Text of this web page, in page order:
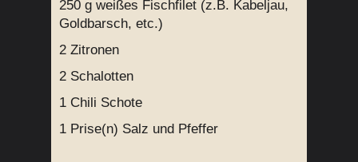
250 g weißes Fischfilet (z.B. Kabeljau,
Goldbarsch, etc.)
2 Zitronen
2 Schalotten
1 Chili Schote
1 Prise(n) Salz und Pfeffer